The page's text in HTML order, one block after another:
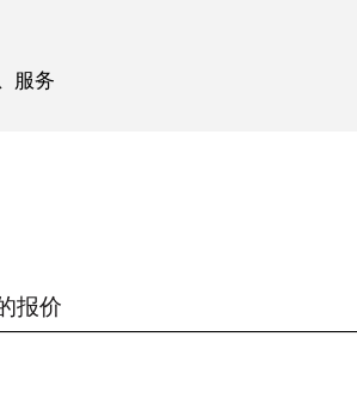
服务
报价